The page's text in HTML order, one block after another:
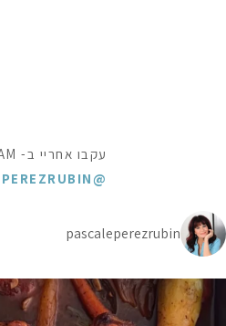
עקבו אחריי ב- INSTAGRAM
@PASCALEPEREZRUBIN
pascaleperezrubin